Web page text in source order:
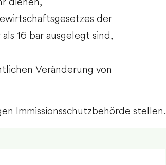
der
16 bar ausgelegt sind,
Veränderung von
Immissionsschutzbehörde stellen.